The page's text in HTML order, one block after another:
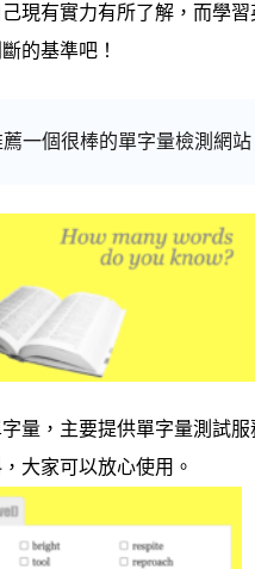
現有實力有所了解，而學
的基準吧！
一個很棒的單字量檢測網站
量，主要提供單字量測試
大家可以放心使用。